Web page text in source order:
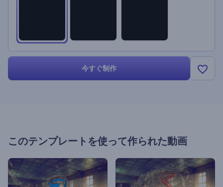
今すぐ制作
このテンプレートを使って作られた動画